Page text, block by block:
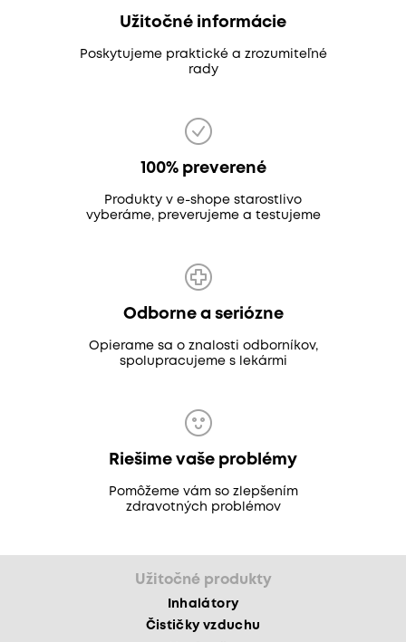
Užitočné informácie
Poskytujeme praktické a zrozumiteľné
rady
100% preverené
Produkty v e-shope starostlivo
vyberáme, preverujeme a testujeme
Odborne a seriózne
Opierame sa o znalosti odborníkov,
spolupracujeme s lekármi
Riešime vaše problémy
Pomôžeme vám so zlepšením
zdravotných problémov
Užitočné produkty
Inhalátory
Čističky vzduchu